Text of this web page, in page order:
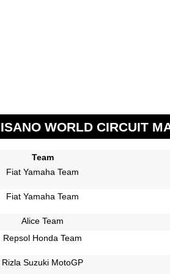
WORLD CIRCUIT
Team
Fiat Yamaha Team
Fiat Yamaha Team
Alice Team
Repsol Honda Team
Rizla Suzuki MotoGP